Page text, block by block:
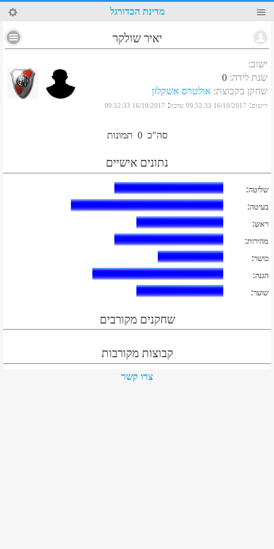
3 מדינת הכדורגל
יאיר שולקר
ישוב:
שנת לידה:
0
שחקן בקבוצת: אולטרס אשקלון
רישום:
16/10/2017 09:52:33 עדכון:
16/10/2017 09:52:33
סה"כ 0 תמונות
נתונים אישיים
שליטה:
בעיטה:
ראש:
מהירות:
כושר:
הגנה:
שוער:
שחקנים מקורבים
קבוצות מקורבות
צרו קשר